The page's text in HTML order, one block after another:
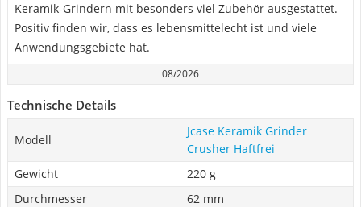
Keramik-Grindern mit besonders viel Zubehör ausgestattet.
Positiv finden wir, dass es lebensmittelecht ist und viele
Anwendungsgebiete hat.
08/2026
Technische Details
Modell
Jcase Keramik Grinder
Crusher Haftfrei
Gewicht
220 g
Durchmesser
62 mm